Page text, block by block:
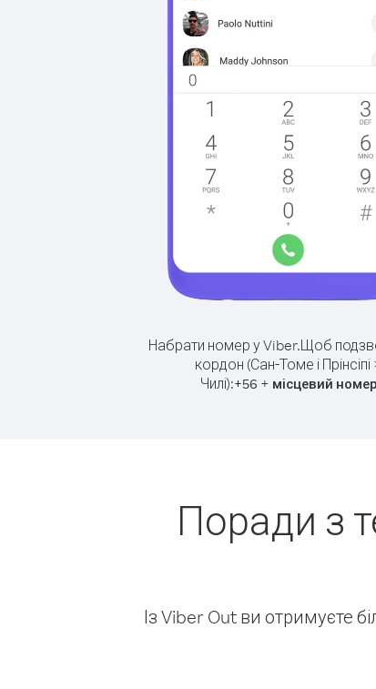
Набрати номер у Viber.Щоб
кордон (Сан-Томе і Прінсіпі
Чилі):+56 + місцевий номер
Поради з
Із Viber Out ви отримуєте